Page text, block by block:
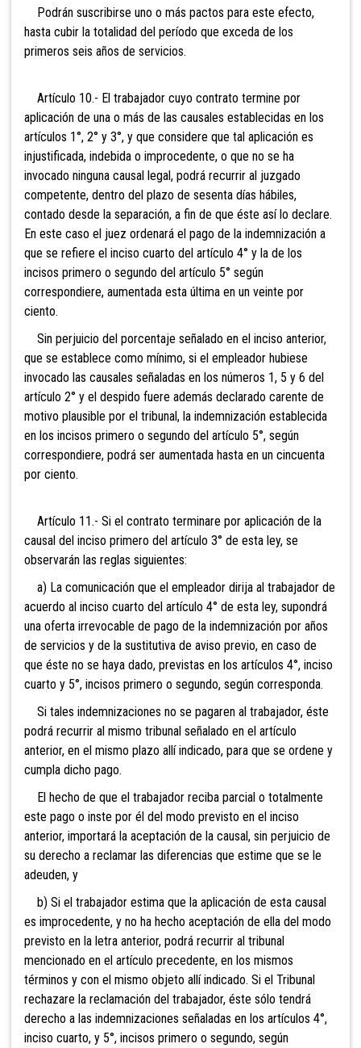
Podrán suscribirse uno o más pactos para este efecto,
hasta cubir la totalidad del período que exceda de los
primeros seis años de servicios.
Artículo 10.- El trabajador cuyo contrato termine por
aplicación de una o más de las causales establecidas en los
artículos 1°, 2° y 3°, y que considere que tal aplicación es
injustificada, indebida o improcedente, o que no se ha
invocado ninguna causal legal, podrá recurrir al juzgado
competente, dentro del plazo de sesenta días hábiles,
contado desde la separación, a fin de que éste así lo declare.
En este caso el juez ordenará el pago de la indemnización a
que se refiere el inciso cuarto del artículo 4° y la de los
incisos primero o segundo del artículo 5° según
correspondiere, aumentada esta última en un veinte por
ciento.
Sin perjuicio del porcentaje señalado en el inciso anterior,
que se establece como mínimo, si el empleador hubiese
invocado las causales señaladas en los números 1, 5 y 6 del
artículo 2° y el despido fuere además declarado carente de
motivo plausible por el tribunal, la indemnización establecida
en los incisos primero o segundo del artículo 5°, según
correspondiere, podrá ser aumentada hasta en un cincuenta
por ciento.
Artículo 11.- Si el contrato terminare por aplicación de la
causal del inciso primero del artículo 3° de esta ley, se
observarán las reglas siguientes:
a) La comunicación que el empleador dirija al trabajador de
acuerdo al inciso cuarto del artículo 4° de esta ley, supondrá
una oferta irrevocable de pago de la indemnización por años
de servicios y de la sustitutiva de aviso previo, en caso de
que éste no se haya dado, previstas en los artículos 4°, inciso
cuarto y 5°, incisos primero o segundo, según corresponda.
Si tales indemnizaciones no se pagaren al trabajador, éste
podrá recurrir al mismo tribunal señalado en el artículo
anterior, en el mismo plazo allí indicado, para que se ordene y
cumpla dicho pago.
El hecho de que el trabajador reciba parcial o totalmente
este pago o inste por él del modo previsto en el inciso
anterior, importará la aceptación de la causal, sin perjuicio de
su derecho a reclamar las diferencias que estime que se le
adeuden, y
b) Si el trabajador estima que la aplicación de esta causal
es improcedente, y no ha hecho aceptación de ella del modo
previsto en la letra anterior, podrá recurrir al tribunal
mencionado en el artículo precedente, en los mismos
términos y con el mismo objeto allí indicado. Si el Tribunal
rechazare la reclamación del trabajador, éste sólo tendrá
derecho a las indemnizaciones señaladas en los artículos 4°,
inciso cuarto, y 5°, incisos primero o segundo, según